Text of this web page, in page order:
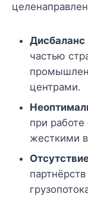
Дисбаланс
частью
центрами.
при
жесткими